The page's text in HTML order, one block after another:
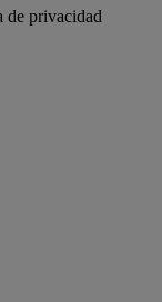
de privacidad